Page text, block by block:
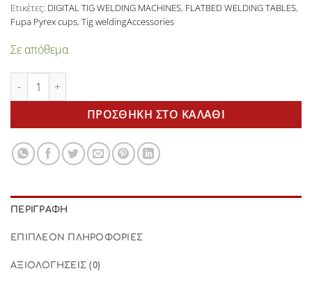
Ετικέτες: DIGITAL TIG WELDING MACHINES, FLATBED WELDING TABLES,
Fupa Pyrex cups, Tig weldingAccessories
Σε απόθεμα
FURICK Cup FUPA Pyrex 12 Glass kit with Titanium Ring
ΠΡΟΣΘΉΚΗ ΣΤΟ ΚΑΛΆΘΙ
ΠΕΡΙΓΡΑΦΉ
ΕΠΙΠΛΈΟΝ ΠΛΗΡΟΦΟΡΊΕΣ
ΑΞΙΟΛΟΓΉΣΕΙΣ (0)